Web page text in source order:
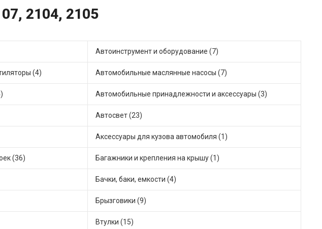
2104, 2105
Автоинструмент и оборудование (7)
(4) Автомобильные маслянные насосы (7)
Автомобильные принадлежности и аксессуары (3)
Автосвет (23)
Аксессуары для кузова автомобиля (1)
(36) Багажники и крепления на крышу (1)
Бачки, баки, емкости (4)
Брызговики (9)
Втулки (15)